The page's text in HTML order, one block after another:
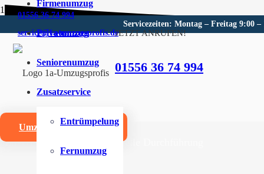
01556 36 74 994
service@1a-umzugsprofis.de
Servicezeiten: Montag – Freitag 9:00 –
JETZT ANRUFEN!
01556 36 74 994
Firmenumzug
Privatumzug
Seniorenumzug
Zusatzservice
Entrümpelung
Fernumzug
Umzugskostenrechner
Umzugsunternehmen für
Wir sind Ihr kompetentes Umzugsunternehmen für
Zuverlässige und professionelle Durchführung